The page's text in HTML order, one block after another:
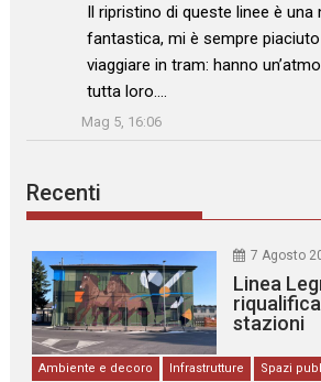
: “Il ripristino di queste linee è una
fantastica, mi è sempre piaciuto
viaggiare in tram: hanno
tutta loro.…
Mag 5, 16:06
Recenti
7 Agosto
Linea
stazioni
Ambiente e decoro Infrastrutture
Spazi